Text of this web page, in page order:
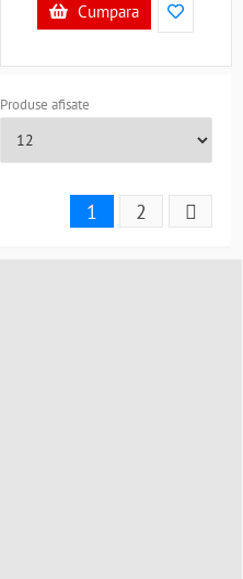
Cumpara
Produse afisate
1 2